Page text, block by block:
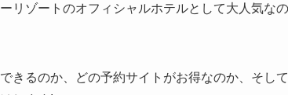
リゾートのオフィシャルホテルとして大人気な
きるのか、どの予約サイトがお得なのか、そし